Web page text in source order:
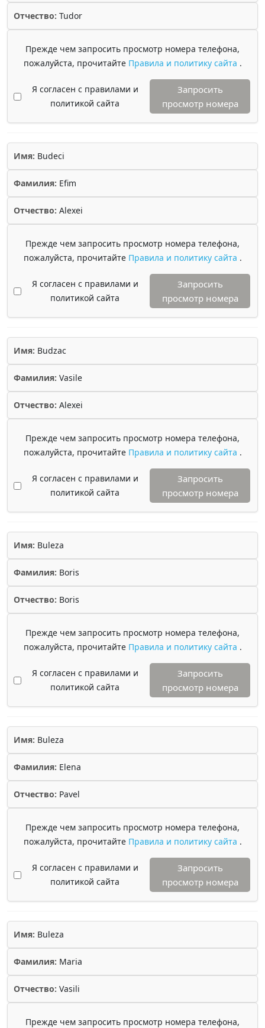
Отчество: Tudor
Прежде чем запросить просмотр номера телефона,
пожалуйста, прочитайте Правила и политику сайта .
Я согласен с правилами и
политикой сайта
Запросить
просмотр номера
Имя: Budeci
Фамилия: Efim
Отчество: Alexei
Прежде чем запросить просмотр номера телефона,
пожалуйста, прочитайте Правила и политику сайта .
Я согласен с правилами и
политикой сайта
Запросить
просмотр номера
Имя: Budzac
Фамилия: Vasile
Отчество: Alexei
Прежде чем запросить просмотр номера телефона,
пожалуйста, прочитайте Правила и политику сайта .
Я согласен с правилами и
политикой сайта
Запросить
просмотр номера
Имя: Buleza
Фамилия: Boris
Отчество: Boris
Прежде чем запросить просмотр номера телефона,
пожалуйста, прочитайте Правила и политику сайта .
Я согласен с правилами и
политикой сайта
Запросить
просмотр номера
Имя: Buleza
Фамилия: Elena
Отчество: Pavel
Прежде чем запросить просмотр номера телефона,
пожалуйста, прочитайте Правила и политику сайта .
Я согласен с правилами и
политикой сайта
Запросить
просмотр номера
Имя: Buleza
Фамилия: Maria
Отчество: Vasili
Прежде чем запросить просмотр номера телефона,